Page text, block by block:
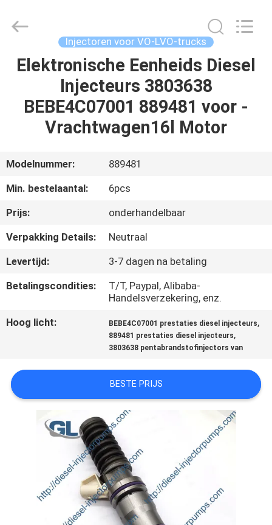
THUIS
PRODUCTEN
OVER
FABRIEKSTOCHT
KWALITEITSCONTROLE
VRAAG
SITEMAP
PRIVACYBELEID
Parts
Reserved.
Injectoren voor VO-LVO-trucks
Elektronische Eenheids Diesel
Injecteurs 3803638
BEBE4C07001 889481 voor -
Vrachtwagen16l Motor
Modelnummer:
889481
Min. bestelaantal:
6pcs
Prijs:
onderhandelbaar
Verpakking Details:
Neutraal
Levertijd:
3-7 dagen na betaling
Betalingscondities:
T/T, Paypal, Alibaba-
Handelsverzekering, enz.
Hoog licht:
BEBE4C07001 prestaties diesel injecteurs,
889481 prestaties diesel injecteurs,
3803638 pentabrandstofinjectors van
BESTE PRIJS